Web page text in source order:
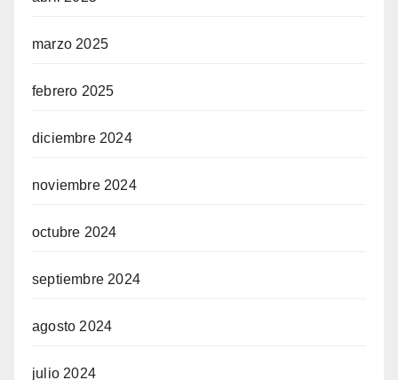
marzo 2025
febrero 2025
diciembre 2024
noviembre 2024
octubre 2024
septiembre 2024
agosto 2024
julio 2024